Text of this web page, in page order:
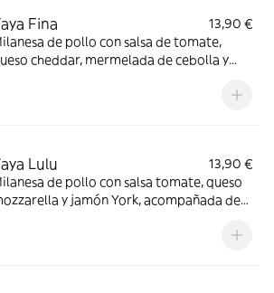
Fina
13,90 €
de pollo con salsa de tomate,
cheddar, mermelada de cebolla y
Lulu
13,90 €
de pollo con salsa tomate, queso
y jamón York, acompañada de